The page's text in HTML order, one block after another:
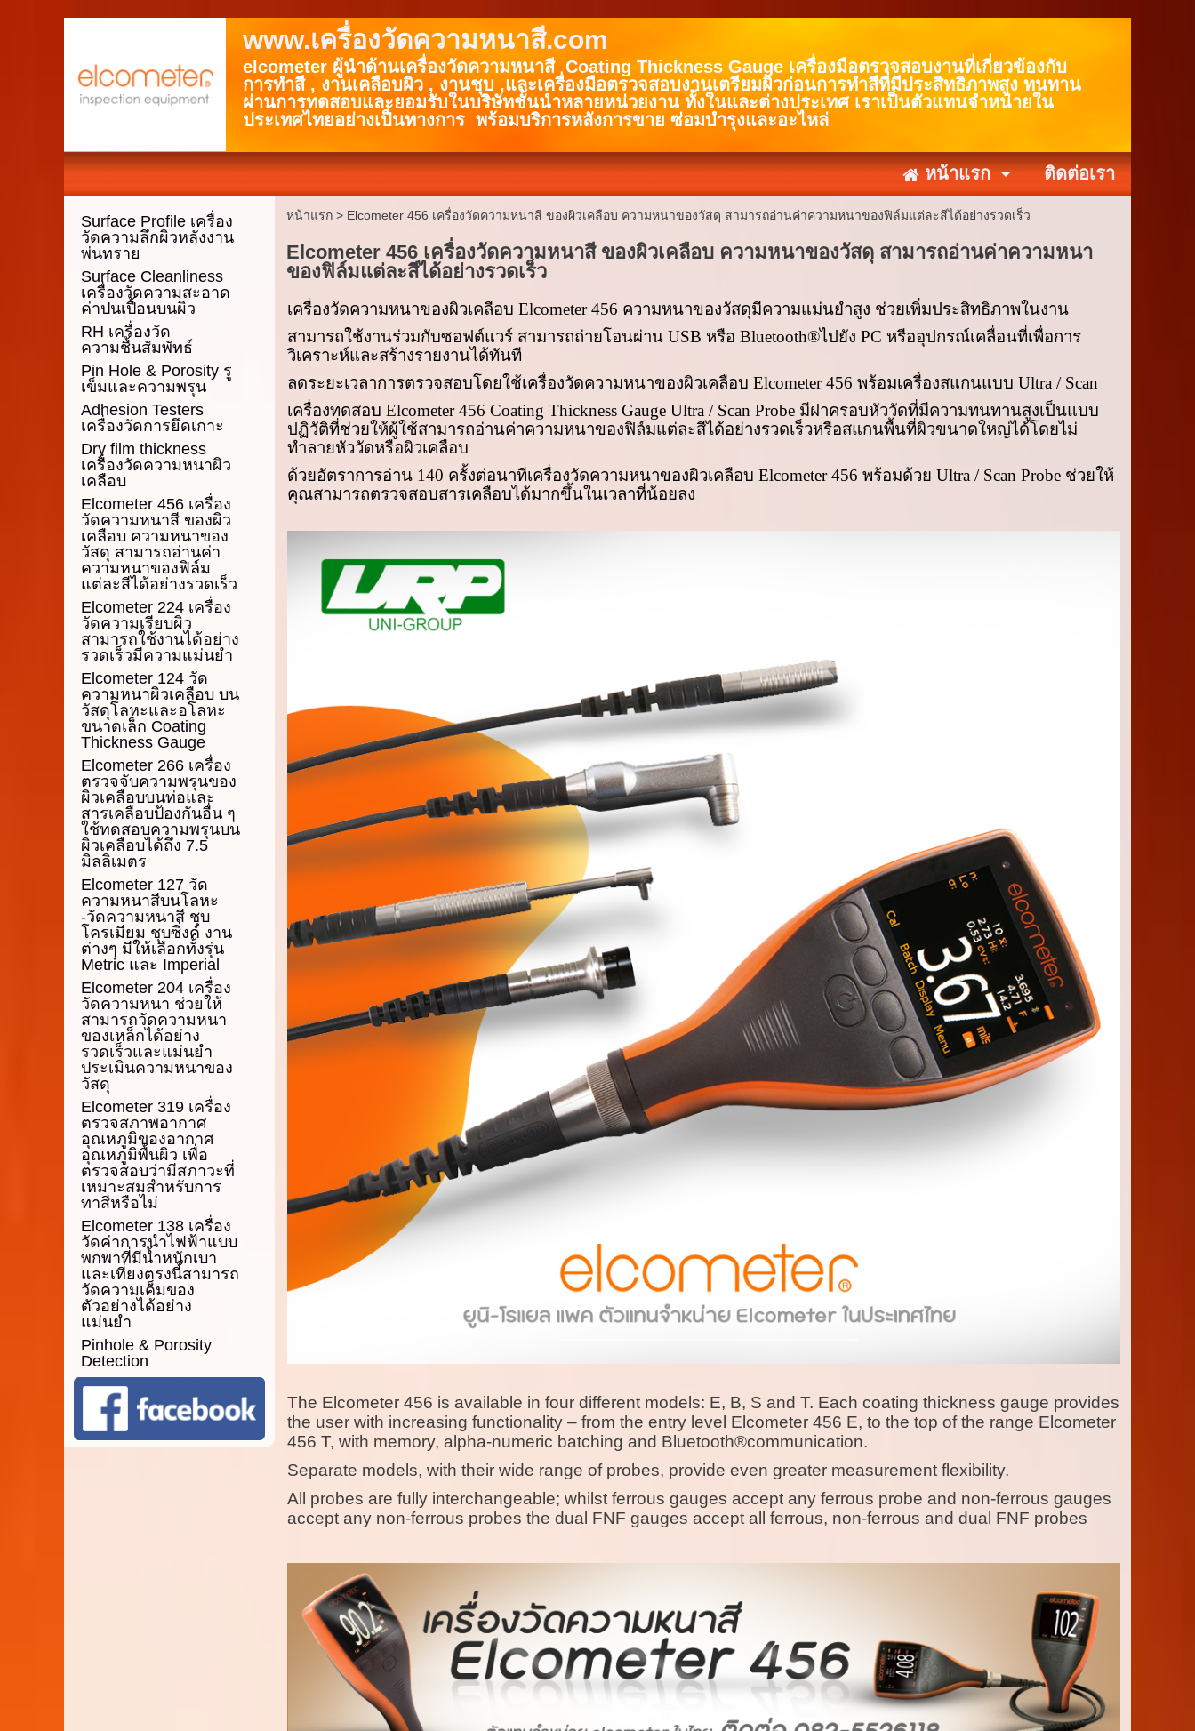
www.เครื่องวัดความหนาสี.com
elcometer ผู้นำด้านเครื่องวัดความหนาสี Coating Thickness Gauge เครื่องมือตรวจสอบงานที่เกี่ยวข้องกับ
การทำสี , งานเคลือบผิว , งานชุบ ,และเครื่องมือตรวจสอบงานเตรียมผิวก่อนการทำสีที่มีประสิทธิภาพสูง ทนทาน
ผ่านการทดสอบและยอมรับในบริษัทชั้นนำหลายหน่วยงาน ทั้งในและต่างประเทศ เราเป็นตัวแทนจำหน่ายใน
ประเทศไทยอย่างเป็นทางการ พร้อมบริการหลังการขาย ซ่อมบำรุงและอะไหล่
หน้าแรก ติดต่อเรา
Surface Profile เครื่อง
วัดความลึกผิวหลังงาน
พ่นทราย
Surface Cleanliness
เครื่องวัดความสะอาด
ค่าปนเปื้อนบนผิว
RH เครื่องวัด
ความชื้นสัมพัทธ์
Pin Hole & Porosity รู
เข็มและความพรุน
Adhesion Testers
เครื่องวัดการยึดเกาะ
Dry film thickness
เครื่องวัดความหนาผิว
เคลือบ
Elcometer 456 เครื่อง
วัดความหนาสี ของผิว
เคลือบ ความหนาของ
วัสดุ สามารถอ่านค่า
ความหนาของฟิล์ม
แต่ละสีได้อย่างรวดเร็ว
Elcometer 224 เครื่อง
วัดความเรียบผิว
สามารถใช้งานได้อย่าง
รวดเร็วมีความแม่นยำ
Elcometer 124 วัด
ความหนาผิวเคลือบ บน
วัสดุโลหะและอโลหะ
ขนาดเล็ก Coating
Thickness Gauge
Elcometer 266 เครื่อง
ตรวจจับความพรุนของ
ผิวเคลือบบนท่อและ
สารเคลือบป้องกันอื่น ๆ
ใช้ทดสอบความพรุนบน
ผิวเคลือบได้ถึง 7.5
มิลลิเมตร
Elcometer 127 วัด
ความหนาสีบนโลหะ
-วัดความหนาสี ชุบ
โครเมียม ชุบซิ่งค์ งาน
ต่างๆ มีให้เลือกทั้งรุ่น
Metric และ Imperial
Elcometer 204 เครื่อง
วัดความหนา ช่วยให้
สามารถวัดความหนา
ของเหล็กได้อย่าง
รวดเร็วและแม่นยำ
ประเมินความหนาของ
วัสดุ
Elcometer 319 เครื่อง
ตรวจสภาพอากาศ
อุณหภูมิของอากาศ
อุณหภูมิพื้นผิว เพื่อ
ตรวจสอบว่ามีสภาวะที่
เหมาะสมสำหรับการ
ทาสีหรือไม่
Elcometer 138 เครื่อง
วัดค่าการนำไฟฟ้าแบบ
พกพาที่มีน้ำหนักเบา
และเที่ยงตรงนี้สามารถ
วัดความเค็มของ
ตัวอย่างได้อย่าง
แม่นยำ
Pinhole & Porosity
Detection
หน้าแรก> Elcometer 456 เครื่องวัดความหนาสี ของผิวเคลือบ ความหนาของวัสดุ สามารถอ่านค่าความหนาของฟิล์มแต่ละสีได้อย่างรวดเร็ว
Elcometer 456 เครื่องวัดความหนาสี ของผิวเคลือบ ความหนาของวัสดุ สามารถอ่านค่าความหนา
ของฟิล์มแต่ละสีได้อย่างรวดเร็ว
เครื่องวัดความหนาของผิวเคลือบ Elcometer456 ความหนาของวัสดุมีความแม่นยำสูง ช่วยเพิ่มประสิทธิภาพในงาน
สามารถใช้งานร่วมกับซอฟต์แวร์ สามารถถ่ายโอนผ่าน USB หรือ Bluetooth®ไปยัง PC หรืออุปกรณ์เคลื่อนที่เพื่อการ
วิเคราะห์และสร้างรายงานได้ทันที
ลดระยะเวลาการตรวจสอบโดยใช้เครื่องวัดความหนาของผิวเคลือบ Elcometer456 พร้อมเครื่องสแกนแบบ Ultra / Scan
เครื่องทดสอบ Elcometer456 Coating Thickness Gauge Ultra / Scan Probe มีฝาครอบหัววัดที่มีความทนทานสูงเป็นแบบ
ปฏิวัติที่ช่วยให้ผู้ใช้สามารถอ่านค่าความหนาของฟิล์มแต่ละสีได้อย่างรวดเร็วหรือสแกนพื้นที่ผิวขนาดใหญ่ได้โดยไม่
ทำลายหัววัดหรือผิวเคลือบ
ด้วยอัตราการอ่าน 140 ครั้งต่อนาทีเครื่องวัดความหนาของผิวเคลือบ Elcometer456 พร้อมด้วย Ultra / Scan Probe ช่วยให้
คุณสามารถตรวจสอบสารเคลือบได้มากขึ้นในเวลาที่น้อยลง
The Elcometer 456 is available in four different models: E, B, S and T. Each coating thickness gauge provides
the user with increasing functionality – from the entry level Elcometer 456 E, to the top of the range Elcometer
456 T, with memory, alpha-numeric batching and Bluetooth®communication.
Separate models, with their wide range of probes, provide even greater measurement flexibility.
All probes are fully interchangeable; whilst ferrous gauges accept any ferrous probe and non-ferrous gauges
accept any non-ferrous probes the dual FNF gauges accept all ferrous, non-ferrous and dual FNF probes